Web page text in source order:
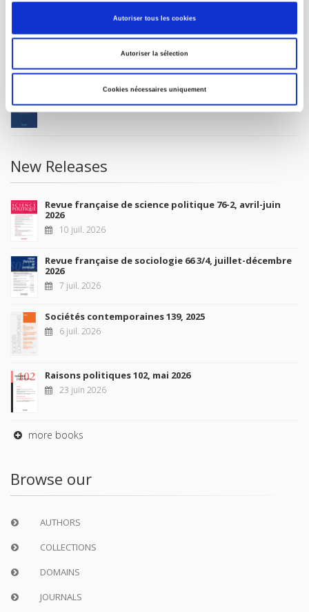
Autoriser tous les cookies
Autoriser la sélection
Cookies nécessaires uniquement
MY ACCOUNT
Future Releases
La France et l'Union européenne
4 sept. 2026
New Releases
Revue française de science politique 76-2, avril-juin
2026
10 juil. 2026
Revue française de sociologie 66 3/4, juillet-décembre
2026
7 juil. 2026
Sociétés contemporaines 139, 2025
6 juil. 2026
Raisons politiques 102, mai 2026
23 juin 2026
more books
Browse our
AUTHORS
COLLECTIONS
DOMAINS
JOURNALS